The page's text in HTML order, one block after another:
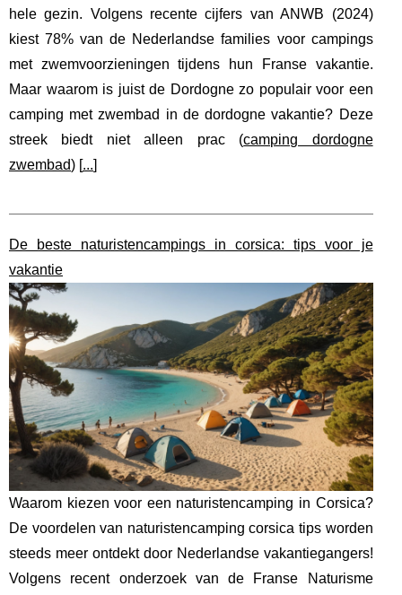
hele gezin. Volgens recente cijfers van ANWB (2024)
kiest 78% van de Nederlandse families voor campings
met zwemvoorzieningen tijdens hun Franse vakantie.
Maar waarom is juist de Dordogne zo populair voor een
camping met zwembad in de dordogne vakantie? Deze
streek biedt niet alleen prac (camping dordogne
zwembad) [...]
De beste naturistencampings in corsica: tips voor je
vakantie
Waarom kiezen voor een naturistencamping in Corsica?
De voordelen van naturistencamping corsica tips worden
steeds meer ontdekt door Nederlandse vakantiegangers!
Volgens recent onderzoek van de Franse Naturisme